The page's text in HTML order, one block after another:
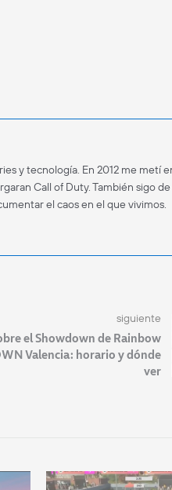
y tecnología. En 2012 me metí
Call of Duty. También sigo
el caos en el que vivimos.
siguiente
el Showdown de Rainbow
Valencia: horario y dónde
ver